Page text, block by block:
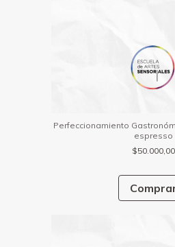
Perfeccionamiento
espresso
$50.000,00